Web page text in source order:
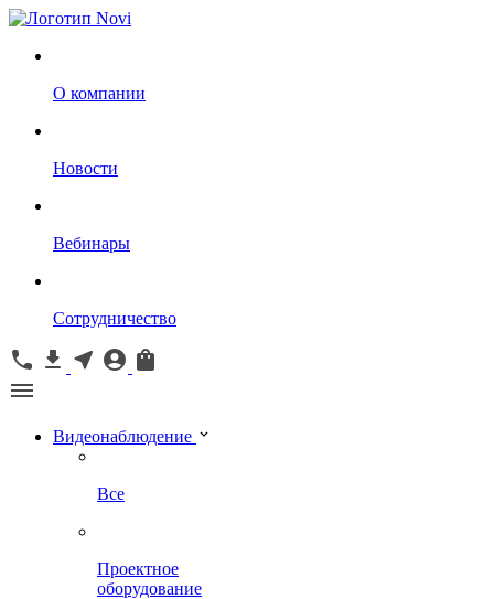
О компании
Новости
Вебинары
Сотрудничество
Видеонаблюдение
Все
Проектное
оборудование